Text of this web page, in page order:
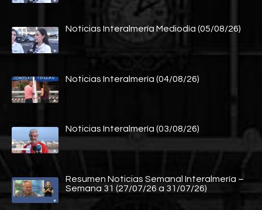
Noticias Interalmería Mediodía (05/08/26)
Noticias Interalmería (04/08/26)
Noticias Interalmería (03/08/26)
Resumen Noticias Semanal Interalmería –
Semana 31 (27/07/26 a 31/07/26)